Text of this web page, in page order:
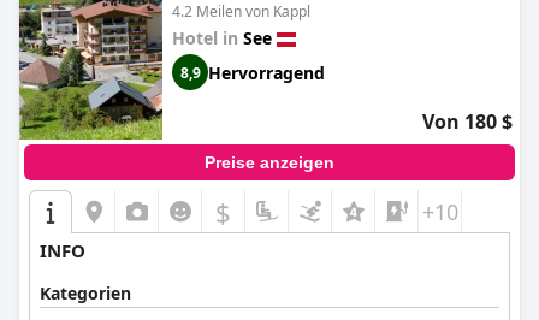
4.2 Meilen von Kappl
Hotel in See
8,9 Hervorragend
Von 180 $
Preise anzeigen
$ +10
INFO
Kategorien